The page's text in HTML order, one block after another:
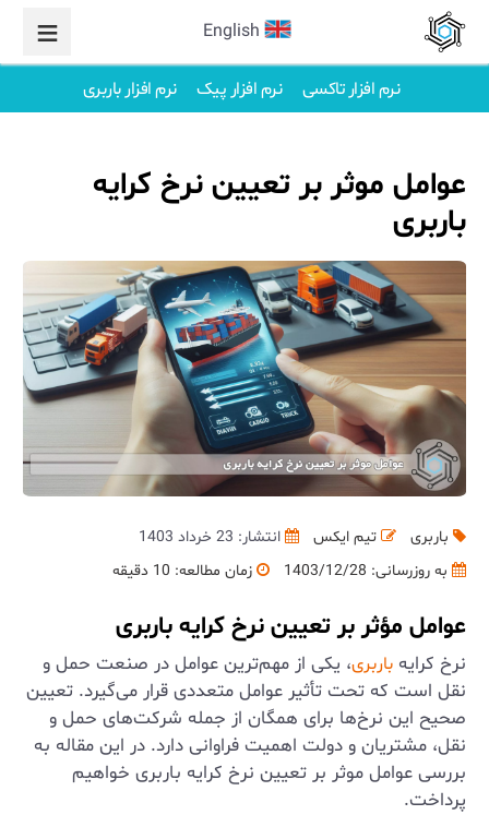
English
نرم افزار تاکسی نرم افزار پیک نرم افزار باربری
عوامل موثر بر تعیین نرخ کرایه
باربری
باربری تیم ایکس
انتشار: 23 خرداد 1403
به روزرسانی: 1403/12/28 زمان مطالعه: 10 دقیقه
عوامل مؤثر بر تعیین نرخ کرایه باربری
نرخ کرایه باربری، یکی از مهم‌ترین عوامل در صنعت حمل و
نقل است که تحت تأثیر عوامل متعددی قرار می‌گیرد. تعیین
صحیح این نرخ‌ها برای همگان از جمله شرکت‌های حمل و
نقل، مشتریان و دولت اهمیت فراوانی دارد. در این مقاله به
بررسی عوامل موثر بر تعیین نرخ کرایه باربری خواهیم
پرداخت.